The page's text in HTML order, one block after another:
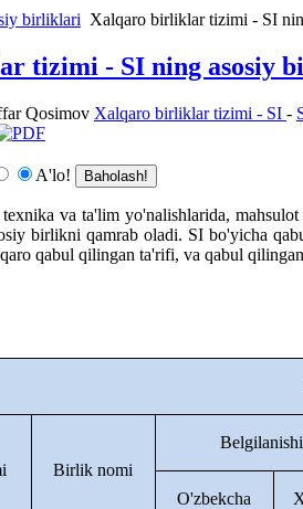
birliklari Xalqaro birliklar tizimi - SI
tizimi - SI ning asosiy
Qosimov Xalqaro birliklar tizimi - SI -
A'lo!
va ta'lim yo'nalishlarida,
birlikni qamrab oladi. SI bo'yicha
qabul qilingan ta'rifi, va qabul
Birlik nomi
Belgilanishi
O'zbekcha